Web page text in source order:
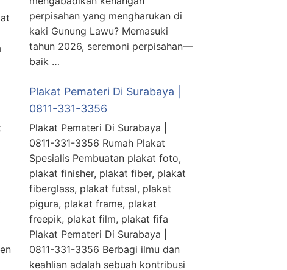
perpisahan yang mengharukan di
kaki Gunung Lawu? Memasuki
tahun 2026, seremoni perpisahan—
baik …
Plakat Pemateri Di Surabaya |
0811-331-3356
Plakat Pemateri Di Surabaya |
0811-331-3356 Rumah Plakat
Spesialis Pembuatan plakat foto,
plakat finisher, plakat fiber, plakat
fiberglass, plakat futsal, plakat
pigura, plakat frame, plakat
freepik, plakat film, plakat fifa
Plakat Pemateri Di Surabaya |
0811-331-3356 Berbagi ilmu dan
keahlian adalah sebuah kontribusi